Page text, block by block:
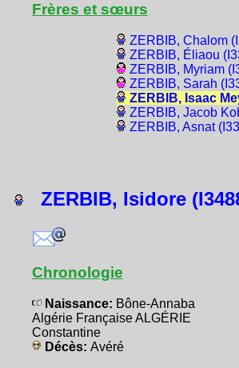
Frères et sœurs
ZERBIB, Chalom
ZERBIB, Éliaou
ZERBIB, Myriam
ZERBIB, Sarah
ZERBIB, Isaac
ZERBIB, Jacob
ZERBIB, Asnat
ZERBIB, Isidore
Chronologie
Naissance: Bône-Annaba
Algérie Française ALGÉRIE
Constantine
Décès: Avéré